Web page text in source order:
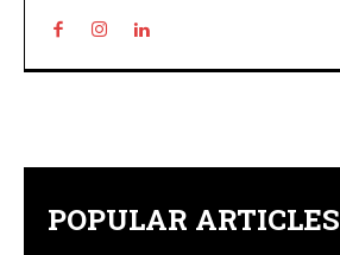
POPULAR ARTICLES